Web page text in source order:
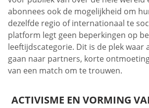
abonnees ook de mogelijkheid om
dezelfde regio of internationaal te
platform legt geen beperkingen op
leeftijdscategorie. Dit is de plek waar
gaan naar partners, korte
van een match om te trouwen.
ACTIVISME EN VORMING